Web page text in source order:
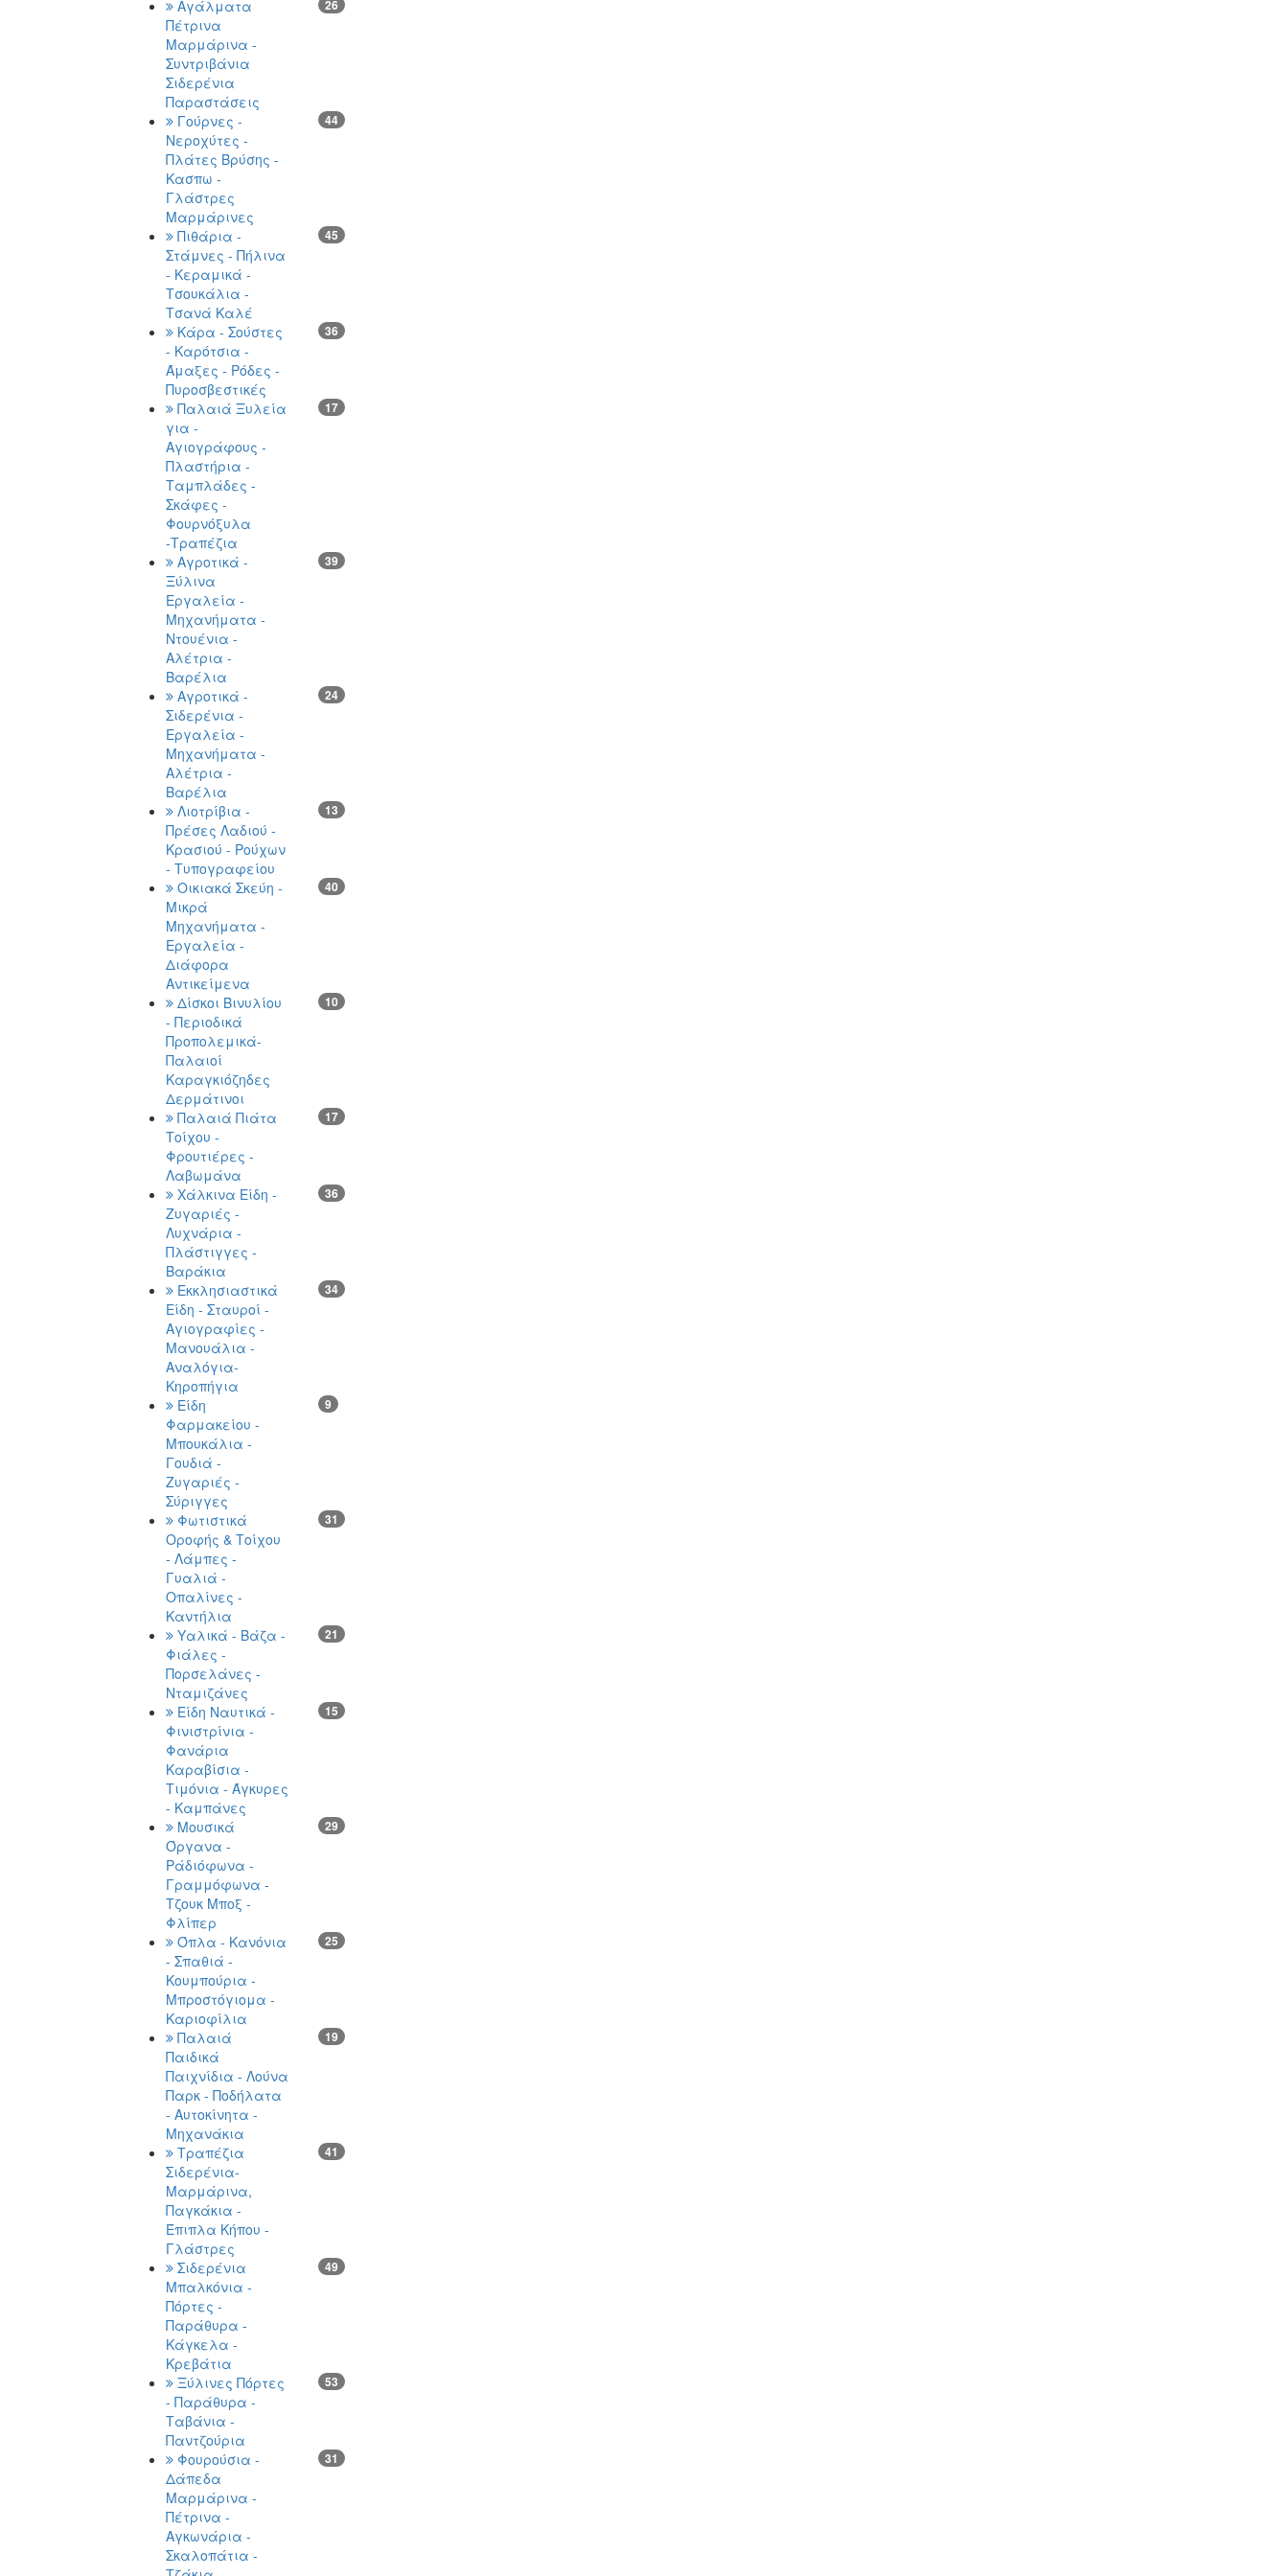
Αγάλματα
Πέτρινα
Μαρμάρινα -
Συντριβάνια
Σιδερένια
Παραστάσεις
26
Γούρνες -
Νεροχύτες -
Πλάτες Βρύσης -
Κασπω -
Γλάστρες
Μαρμάρινες
44
Πιθάρια -
Στάμνες - Πήλινα
- Κεραμικά -
Τσουκάλια -
Τσανά Καλέ
45
Κάρα - Σούστες
- Καρότσια -
Άμαξες - Ρόδες -
Πυροσβεστικές
36
Παλαιά Ξυλεία
για -
Αγιογράφους -
Πλαστήρια -
Ταμπλάδες -
Σκάφες -
Φουρνόξυλα
-Τραπέζια
17
Αγροτικά -
Ξύλινα
Εργαλεία -
Μηχανήματα -
Ντουένια -
Αλέτρια -
Βαρέλια
39
Αγροτικά -
Σιδερένια -
Εργαλεία -
Μηχανήματα -
Αλέτρια -
Βαρέλια
24
Λιοτρίβια -
Πρέσες Λαδιού -
Κρασιού - Ρούχων
- Τυπογραφείου
13
Οικιακά Σκεύη -
Μικρά
Μηχανήματα -
Εργαλεία -
Διάφορα
Αντικείμενα
40
Δίσκοι Βινυλίου
- Περιοδικά
Προπολεμικά-
Παλαιοί
Καραγκιόζηδες
Δερμάτινοι
10
Παλαιά Πιάτα
Τοίχου -
Φρουτιέρες -
Λαβωμάνα
17
Χάλκινα Είδη -
Ζυγαριές -
Λυχνάρια -
Πλάστιγγες -
Βαράκια
36
Εκκλησιαστικά
Είδη - Σταυροί -
Αγιογραφίες -
Μανουάλια -
Αναλόγια-
Κηροπήγια
34
Είδη
Φαρμακείου -
Μπουκάλια -
Γουδιά -
Ζυγαριές -
Σύριγγες
9
Φωτιστικά
Οροφής & Τοίχου
- Λάμπες -
Γυαλιά -
Οπαλίνες -
Καντήλια
31
Υαλικά - Βάζα -
Φιάλες -
Πορσελάνες -
Νταμιζάνες
21
Είδη Ναυτικά -
Φινιστρίνια -
Φανάρια
Καραβίσια -
Τιμόνια - Άγκυρες
- Καμπάνες
15
Μουσικά
Όργανα -
Ράδιόφωνα -
Γραμμόφωνα -
Τζουκ Μποξ -
Φλίπερ
29
Όπλα - Κανόνια
- Σπαθιά -
Κουμπούρια -
Μπροστόγιομα -
Καριοφίλια
25
Παλαιά
Παιδικά
Παιχνίδια - Λούνα
Παρκ - Ποδήλατα
- Αυτοκίνητα -
Μηχανάκια
19
Τραπέζια
Σιδερένια-
Μαρμάρινα,
Παγκάκια -
Έπιπλα Κήπου -
Γλάστρες
41
Σιδερένια
Μπαλκόνια -
Πόρτες -
Παράθυρα -
Κάγκελα -
Κρεβάτια
49
Ξύλινες Πόρτες
- Παράθυρα -
Ταβάνια -
Παντζούρια
53
Φουρούσια -
Δάπεδα
Μαρμάρινα -
Πέτρινα -
Αγκωνάρια -
Σκαλοπάτια -
31